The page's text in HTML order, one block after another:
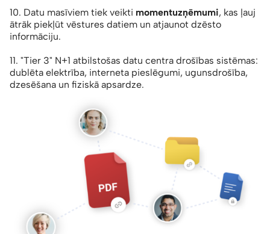
10. Datu masīviem tiek veikti momentuzņēmumi, kas ļauj
ātrāk piekļūt vēstures datiem un atjaunot dzēsto
informāciju.
11. "Tier 3" N+1 atbilstošas datu centra drošības sistēmas:
dublēta elektrība, interneta pieslēgumi, ugunsdrošība,
dzesēšana un fiziskā apsardze.